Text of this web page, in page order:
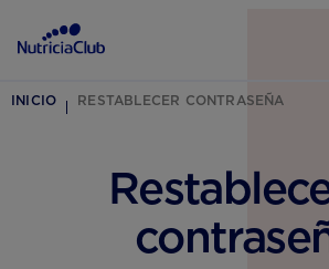
INICIO RESTABLECER CONTRASEÑA